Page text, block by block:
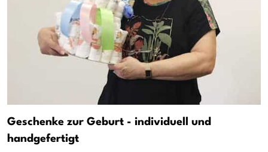
Geschenke zur Geburt - individuell und
handgefertigt